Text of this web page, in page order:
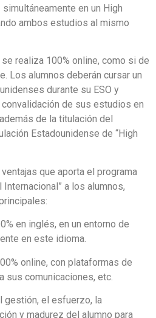
en un High
ambos estudios al mismo
realiza 100% online, como si de
Los alumnos deberán cursar un
durante su ESO y
convalidación de sus estudios en
de la titulación del
Estadounidense de “High
que aporta el programa
a los alumnos,
en inglés, en un entorno de
en este idioma.
online, con plataformas de
sus comunicaciones, etc.
gestión, el esfuerzo, la
y madurez del alumno para